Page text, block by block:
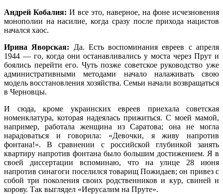
Андрей Кобалия: И все это, наверное, на фоне исчезновения
монополии на насилие, когда сразу после прихода нацистов
начался хаос.
Ирина Яворская: Да. Есть воспоминания евреев с апреля
1944 — го, когда они останавливались у моста через Прут и
боялись перейти его. Чуть позже советское руководство уже
административными методами начало налаживать свою
модель восстановления хозяйства. Семьи начали возвращаться
в Черновцы.
И сюда, кроме украинских евреев приехала советская
номенклатура, которая надеялась прижиться. С моей мамой,
например, работала женщина из Саратова; она не могла
нарадоваться и говорила: «Девочки, я живу напротив
фонтана!». В сравнении с российской глубинкой занять
квартиру напротив фонтана было большим достижением. Я в
своей диссертации вспоминаю, что на улице 28 июня
напротив синагоги поселился товарищ Пожидаев; он привез с
собой три поколения своих родственников и кур, свиней и
корову. Так выглядел «Иерусалим на Пруте».